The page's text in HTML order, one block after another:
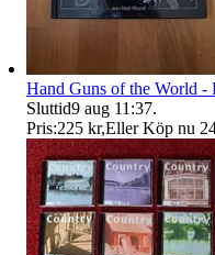
Hand Guns of the World -
Sluttid9 aug 11:37.
Pris:225 kr,Eller Köp nu